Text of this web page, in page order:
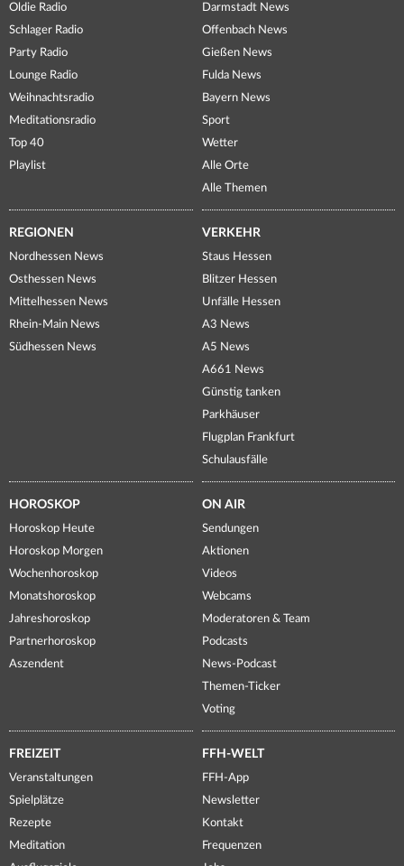
Oldie Radio
Schlager Radio
Party Radio
Lounge Radio
Weihnachtsradio
Meditationsradio
Top 40
Playlist
Darmstadt News
Offenbach News
Gießen News
Fulda News
Bayern News
Sport
Wetter
Alle Orte
Alle Themen
REGIONEN
Nordhessen News
Osthessen News
Mittelhessen News
Rhein-Main News
Südhessen News
VERKEHR
Staus Hessen
Blitzer Hessen
Unfälle Hessen
A3 News
A5 News
A661 News
Günstig tanken
Parkhäuser
Flugplan Frankfurt
Schulausfälle
HOROSKOP
Horoskop Heute
Horoskop Morgen
Wochenhoroskop
Monatshoroskop
Jahreshoroskop
Partnerhoroskop
Aszendent
ON AIR
Sendungen
Aktionen
Videos
Webcams
Moderatoren & Team
Podcasts
News-Podcast
Themen-Ticker
Voting
FREIZEIT
Veranstaltungen
Spielplätze
Rezepte
Meditation
FFH-WELT
FFH-App
Newsletter
Kontakt
Frequenzen